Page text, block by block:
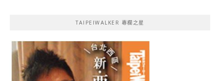
TAIPEIWALKER 專欄之星